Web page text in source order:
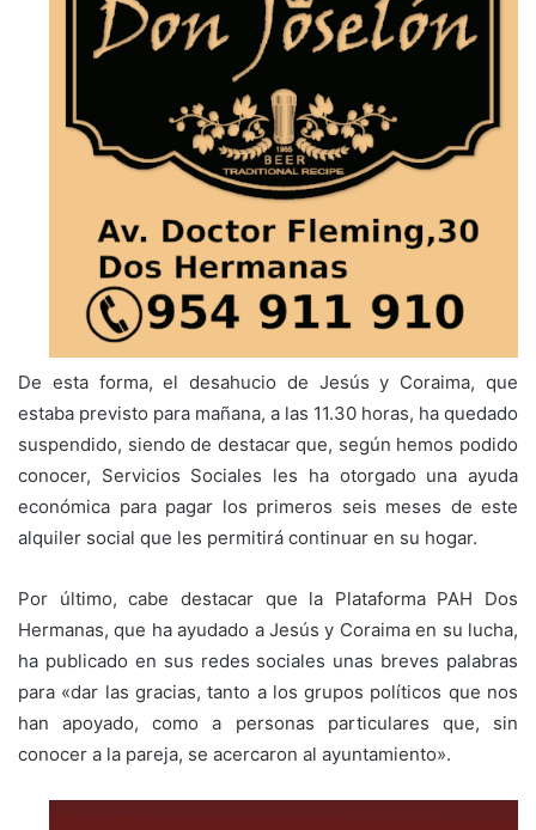
De esta forma, el desahucio de Jesús y Coraima, que
estaba previsto para mañana, a las 11.30 horas, ha quedado
suspendido, siendo de destacar que, según hemos podido
conocer, Servicios Sociales les ha otorgado una ayuda
económica para pagar los primeros seis meses de este
alquiler social que les permitirá continuar en su hogar.
Por último, cabe destacar que la Plataforma PAH Dos
Hermanas, que ha ayudado a Jesús y Coraima en su lucha,
ha publicado en sus redes sociales unas breves palabras
para «dar las gracias, tanto a los grupos políticos que nos
han apoyado, como a personas particulares que, sin
conocer a la pareja, se acercaron al ayuntamiento».